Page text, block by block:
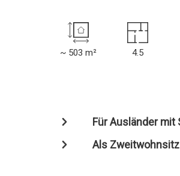
~ 503 m² 4.5
Für Ausländer
Als